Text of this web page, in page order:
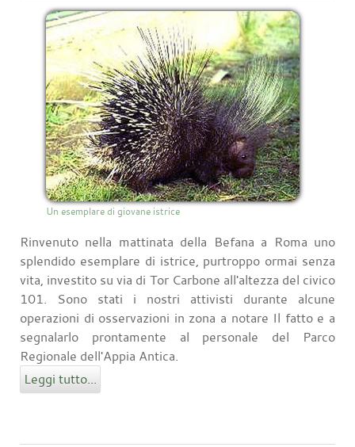
Un esemplare di giovane istrice
Rinvenuto nella mattinata della Befana a Roma uno
splendido esemplare di istrice, purtroppo ormai senza
vita, investito su via di Tor Carbone all'altezza del civico
101. Sono stati i nostri attivisti durante alcune
operazioni di osservazioni in zona a notare Il fatto e a
segnalarlo prontamente al personale del Parco
Regionale dell'Appia Antica.
Leggi tutto...